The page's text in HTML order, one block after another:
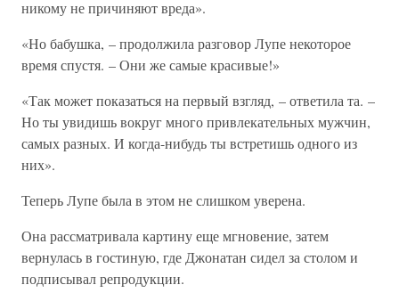
никому не причиняют вреда».
«Но бабушка, – продолжила разговор Лупе некоторое
время спустя. – Они же самые красивые!»
«Так может показаться на первый взгляд, – ответила та. –
Но ты увидишь вокруг много привлекательных мужчин,
самых разных. И когда-нибудь ты встретишь одного из
них».
Теперь Лупе была в этом не слишком уверена.
Она рассматривала картину еще мгновение, затем
вернулась в гостиную, где Джонатан сидел за столом и
подписывал репродукции.